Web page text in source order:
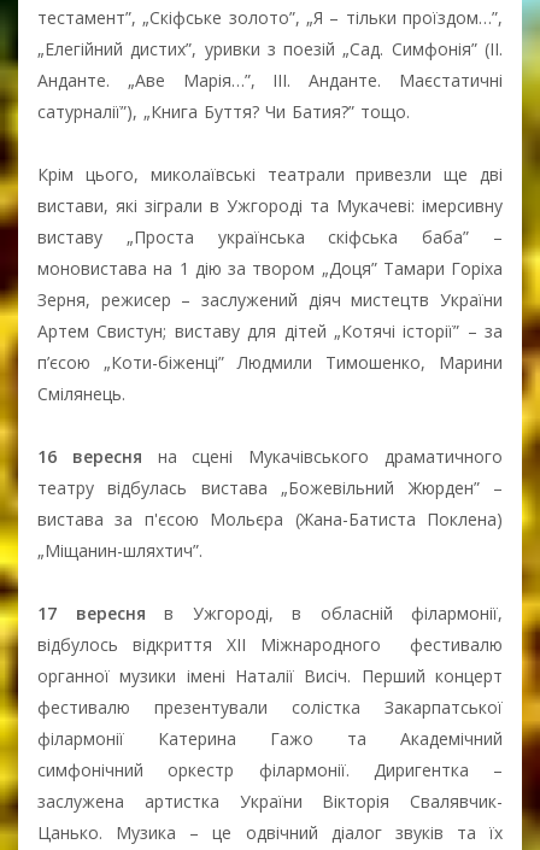
тестамент”, „Скіфське золото”, „Я – тільки проїздом…”,
„Елегійний дистих”, уривки з поезій „Сад. Симфонія” (ІІ.
Анданте. „Аве Марія…”, ІІІ. Анданте. Маєстатичні
сатурналії”), „Книга Буття? Чи Батия?” тощо.
Крім цього, миколаївські театрали привезли ще дві
вистави, які зіграли в Ужгороді та Мукачеві: імерсивну
виставу „Проста українська скіфська баба” –
моновистава на 1 дію за твором „Доця” Тамари Горіха
Зерня, режисер – заслужений діяч мистецтв України
Артем Свистун; виставу для дітей „Котячі історії” – за
п’єсою „Коти-біженці” Людмили Тимошенко, Марини
Смілянець.
16 вересня на сцені Мукачівського драматичного
театру відбулась вистава „Божевільний Жюрден” –
вистава за п'єсою Мольєра (Жана-Батиста Поклена)
„Міщанин-шляхтич”.
17 вересня в Ужгороді, в обласній філармонії,
відбулось відкриття XII Міжнародного фестивалю
органної музики імені Наталії Висіч. Перший концерт
фестивалю презентували солістка Закарпатської
філармонії Катерина Гажо та Академічний
симфонічний оркестр філармонії. Диригентка –
заслужена артистка України Вікторія Свалявчик-
Цанько. Музика – це одвічний діалог звуків та їх